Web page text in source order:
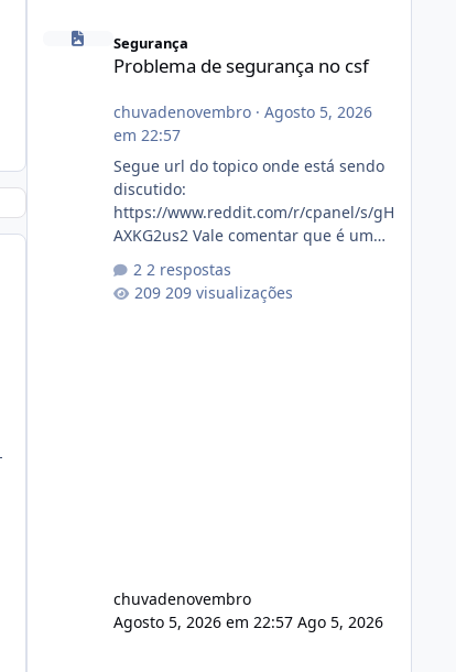
Problema de segurança no csf
Segurança
Problema de segurança no csf
chuvadenovembro· Agosto 5, 2026
em 22:57
Segue url do topico onde está sendo
discutido:
https://www.reddit.com/r/cpanel/s/gH
AXKG2us2 Vale comentar que é um
pegada no da.
2 respostas
209 visualizações
chuvadenovembro
Agosto 5, 2026 em 22:57 Ago 5, 2026